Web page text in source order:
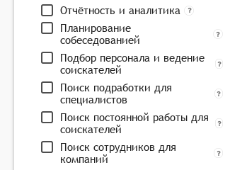
Отчётность и аналитика
Планирование
собеседованией
Подбор персонала и ведение
соискателей
Поиск подработки для
специалистов
Поиск постоянной работы для
соискателей
Поиск сотрудников для
компаний